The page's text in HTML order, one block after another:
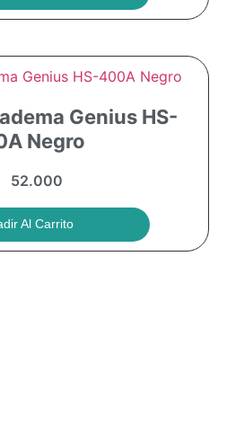
Genius HS-
Negro
52.000
Al Carrito